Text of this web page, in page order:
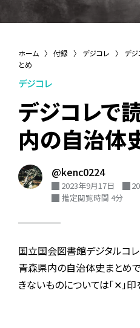
ホーム 〉 付録 〉 デジコレ 〉
デ
とめ
デジコレ
デジコレで
内の自治体
@kenc0224
2023年9月17日
推定閲覧時間 4分
国立国会図書館デジタルコ
青森県内の自治体史まとめ
きないものについては「✕」印